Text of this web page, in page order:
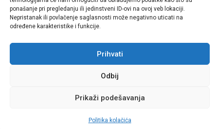
ponašanje pri pregledanju ili jedinstveni ID-ovi na ovoj veb lokaciji.
Nepristanak ili povlačenje saglasnosti može negativno uticati na
određene karakteristike i funkcije.
Prihvati
Odbij
Prikaži podešavanja
Politika kolačića
www.senidh.com